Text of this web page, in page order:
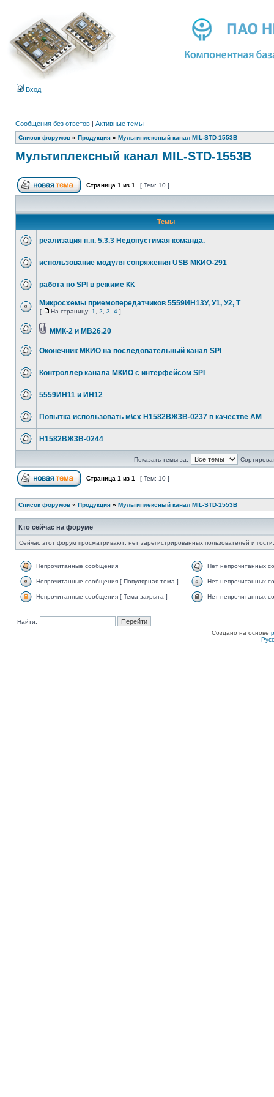
Вход
Сообщения без ответов | Активные темы
Список форумов » Продукция » Мультиплексный канал MIL-STD-1553B
Мультиплексный канал MIL-STD-1553B
Страница 1 из 1 [ Тем: 10 ]
Темы
реализация п.п. 5.3.3 Недопустимая команда.
использование модуля сопряжения USB МКИО-291
работа по SPI в режиме КК
Микросхемы приемопередатчиков 5559ИН13У, У1, У2, Т
[ На страницу: 1 2 3 4 ]
ММК-2 и МВ26.20
Оконечник МКИО на последовательный канал SPI
Контроллер канала МКИО с интерфейсом SPI
5559ИН11 и ИН12
Попытка использовать м\сх Н1582ВЖ3В-0237 в качестве AM
Н1582ВЖ3В-0244
Показать темы за:
Страница 1 из 1 [ Тем: 10 ]
Список форумов » Продукция » Мультиплексный канал MIL-STD-1553B
Кто сейчас на форуме
Сейчас этот форум просматривают: нет зарегистрированных пользователей и
Непрочитанные сообщения Нет непрочитанных
Непрочитанные сообщения [ Популярная тема ] Нет непрочитанных
Непрочитанные сообщения [ Тема закрыта ] Нет непрочитанных
Найти:
Создано на основе